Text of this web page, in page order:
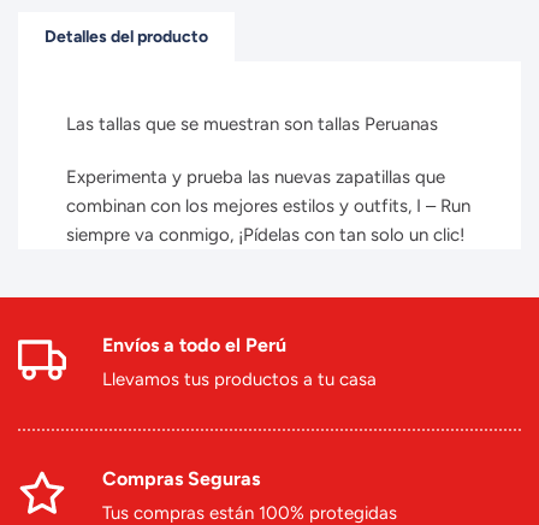
Detalles del producto
Las tallas que se muestran son tallas Peruanas
Experimenta y prueba las nuevas zapatillas que
combinan con los mejores estilos y outfits, I – Run
siempre va conmigo, ¡Pídelas con tan solo un clic!
Envíos a todo el Perú
Llevamos tus productos a tu casa
Compras Seguras
Tus compras están 100% protegidas